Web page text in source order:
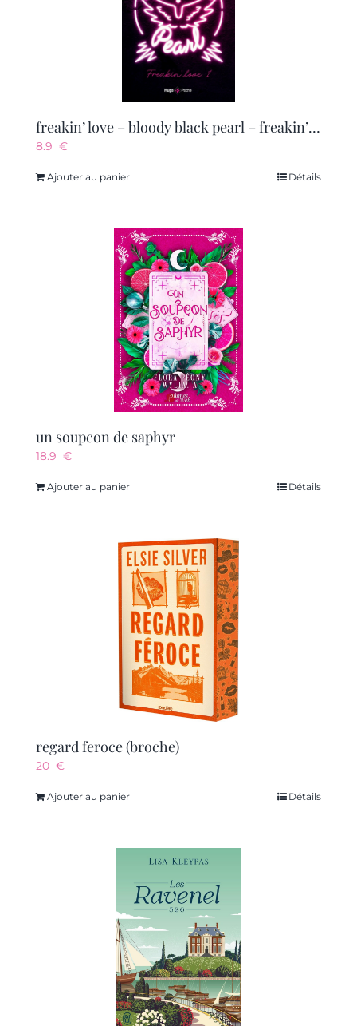
freakin’ love – bloody black pearl – freakin’ love tome 01
8.9 €
Ajouter au panier Détails
un soupcon de saphyr
18.9 €
Ajouter au panier Détails
regard feroce (broche)
20 €
Ajouter au panier Détails